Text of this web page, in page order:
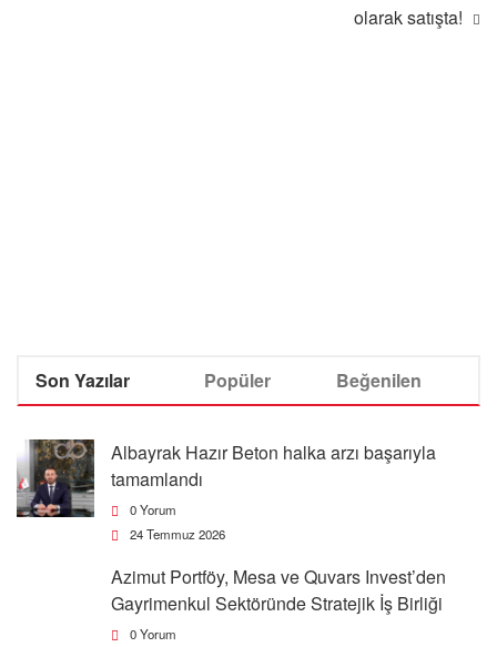
olarak satışta!
Son Yazılar Popüler Beğenilen
Albayrak Hazır Beton halka arzı başarıyla
tamamlandı
0 Yorum
24 Temmuz 2026
Azimut Portföy, Mesa ve Quvars Invest’den
Gayrimenkul Sektöründe Stratejik İş Birliği
0 Yorum